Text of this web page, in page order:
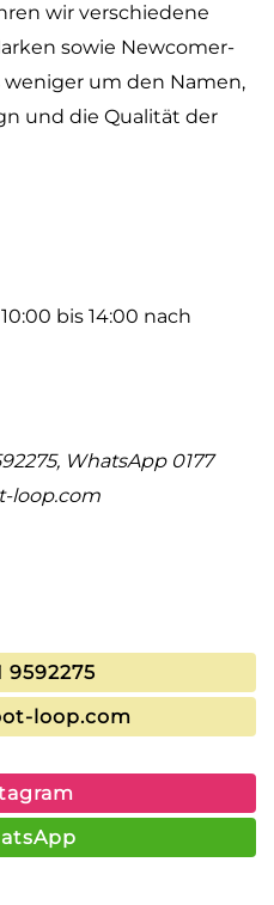
wir verschiedene
sowie Newcomer-
weniger um den Namen,
und die Qualität der
bis 14:00 nach
WhatsApp 0177
loop.com
9592275
loop.com